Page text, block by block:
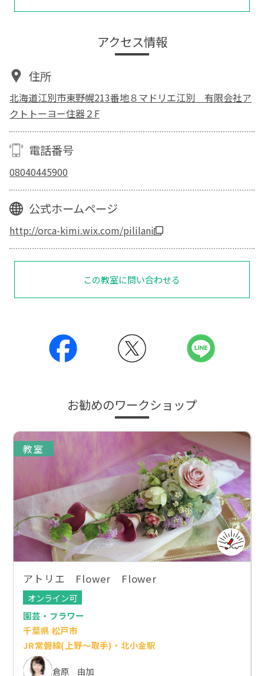
アクセス情報
住所
北海道江別市東野幌213番地８マドリエ江別 有限会社ア
クトトーヨー住器２F
電話番号
08040445900
公式ホームページ
http://orca-kimi.wix.com/pililani
この教室に問い合わせる
お勧めのワークショップ
教室
アトリエ Flower Flower
オンライン可
園芸・フラワー
千葉県 松戸市
JR常磐線(上野～取手)・北小金駅
倉原 由加